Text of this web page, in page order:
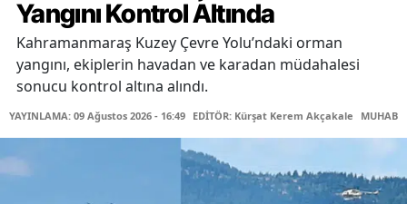
Yangını Kontrol Altında
Kahramanmaraş Kuzey Çevre Yolu’ndaki orman
yangını, ekiplerin havadan ve karadan müdahalesi
sonucu kontrol altına alındı.
YAYINLAMA: 09 Ağustos 2026 - 16:49 EDİTÖR: Kürşat Kerem Akçakale